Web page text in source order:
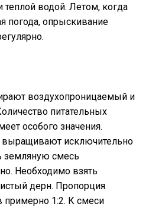
теплой водой. Летом, когда
погода, опрыскивание
воздухопроницаемый и
питательных
особого значения.
исключительно
земляную смесь
Необходимо взять
дерн. Пропорция
примерно 1:2. К смеси